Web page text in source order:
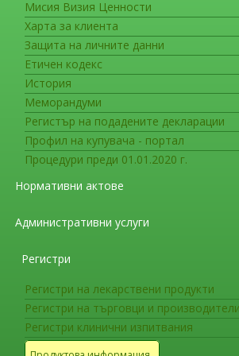
Мисия Визия Ценности
Харта за клиента
Защита на личните данни
Етичен кодекс
История
Меморандуми
Регистър на подадените декларации
Профил на купувача - портал
Процедури преди 01.01.2020 г.
Нормативни актове
Административни услуги
Регистри
Регистри на лекарствени продукти
Регистри на търговци и производители
Регистри клинични изпитвания
Европейската
На интернет
министъра на
допълнения 11.4, 11.5 и
съответствие с
Европа за въвеждането
На интернет страницата
министъра на